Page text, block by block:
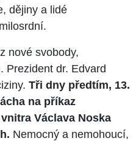
dějiny a lidé
nové svobody,
Prezident dr. Edvard
Tři dny předtím, 13.
na příkaz
Václava Noska
Nemocný a nemohoucí,